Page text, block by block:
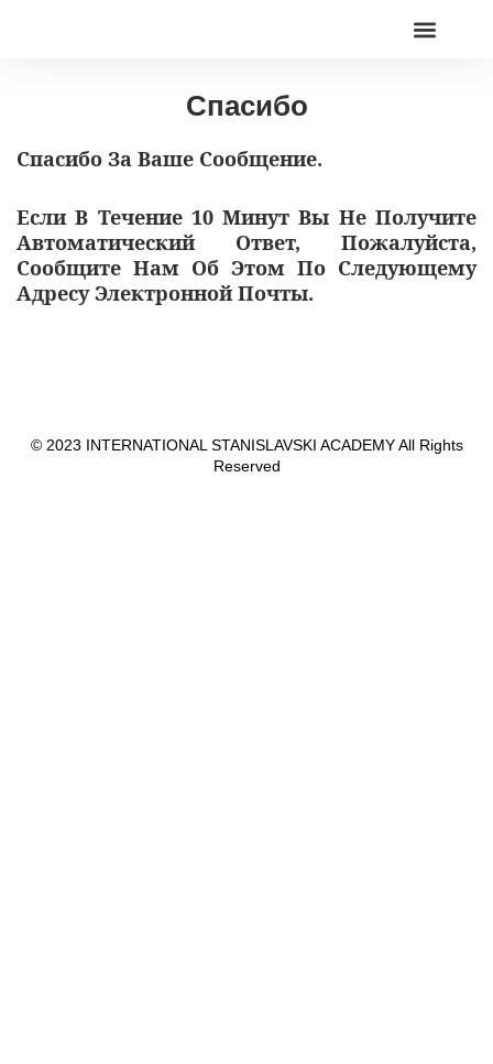
Спасибо
Спасибо За Ваше Сообщение.
Если В Течение 10 Минут Вы Не Получите
Автоматический Ответ, Пожалуйста,
Сообщите Нам Об Этом По Следующему
Адресу Электронной Почты.
© 2023 INTERNATIONAL STANISLAVSKI ACADEMY All Rights
Reserved